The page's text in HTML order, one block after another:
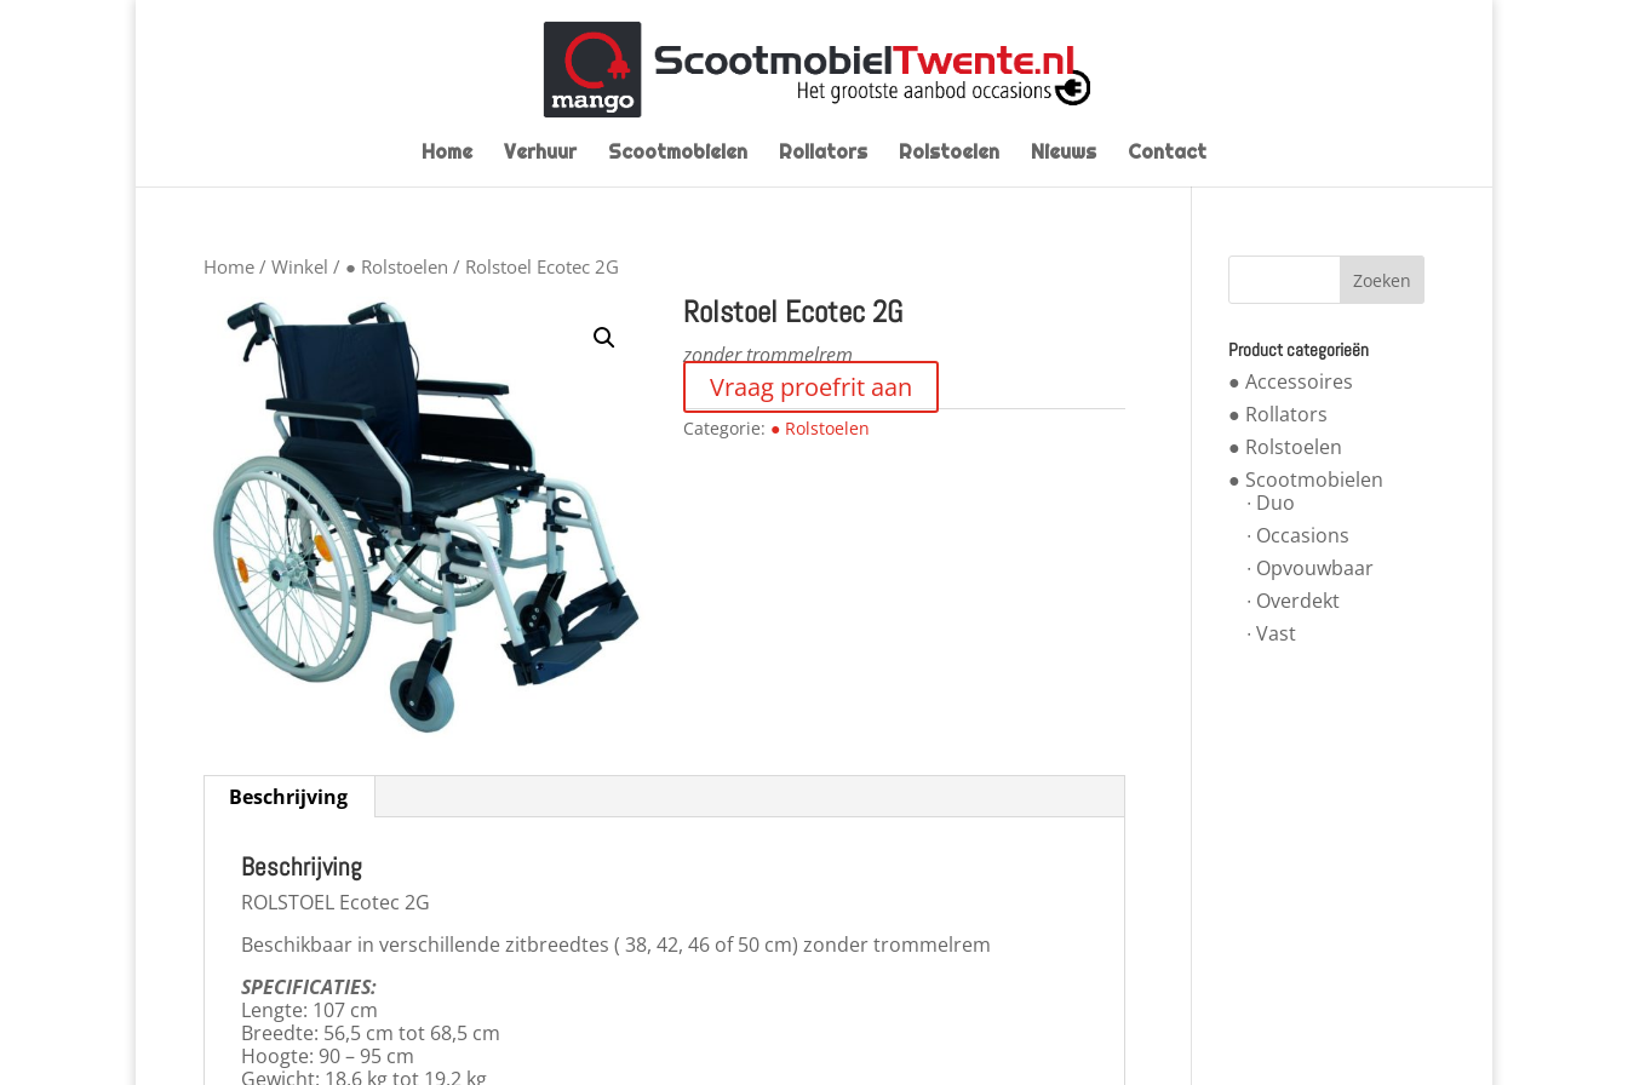
Home Verhuur Scootmobielen Rollators Rolstoelen Nieuws Contact
Home / Winkel / ● Rolstoelen / Rolstoel Ecotec 2G
Rolstoel Ecotec 2G
zonder trommelrem
Vraag proefrit aan
Categorie: ● Rolstoelen
Beschrijving
Beschrijving
ROLSTOEL Ecotec 2G
Beschikbaar in verschillende zitbreedtes ( 38, 42, 46 of 50 cm) zonder trommelrem
SPECIFICATIES:
Lengte: 107 cm
Breedte: 56,5 cm tot 68,5 cm
Hoogte: 90 – 95 cm
Gewicht: 18,6 kg tot 19,2 kg
Product categorieën
● Accessoires
● Rollators
● Rolstoelen
● Scootmobielen
∙ Duo
∙ Occasions
∙ Opvouwbaar
∙ Overdekt
∙ Vast